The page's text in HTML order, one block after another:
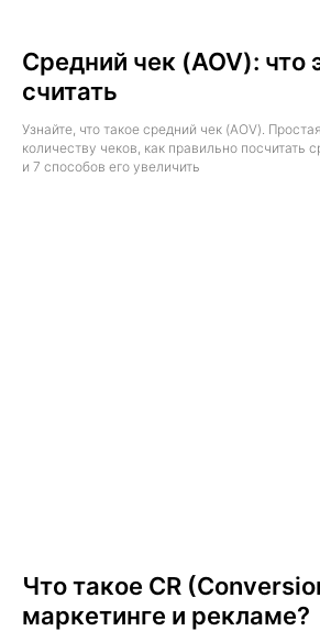
Средний чек (AOV): что
считать
Узнайте, что такое средний чек (AOV).
количеству чеков, как правильно посчитать
и 7 способов его увеличить
Что такое CR
маркетинге и рекламе?